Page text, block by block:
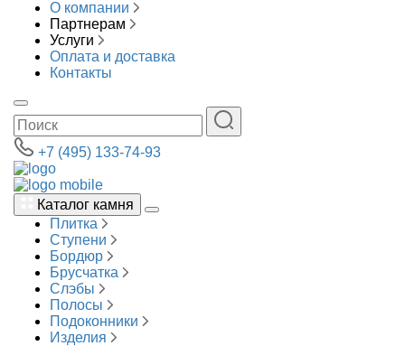
О компании
Партнерам
Услуги
Оплата и доставка
Контакты
+7 (495) 133-74-93
Каталог камня
Плитка
Ступени
Бордюр
Брусчатка
Слэбы
Полосы
Подоконники
Изделия